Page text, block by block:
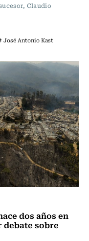
Claudio
José Antonio Kast
dos años en
sobre